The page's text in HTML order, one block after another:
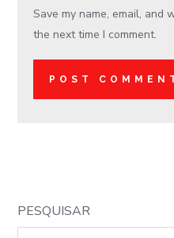
Save my name, email, and
the next time I comment.
PESQUISAR